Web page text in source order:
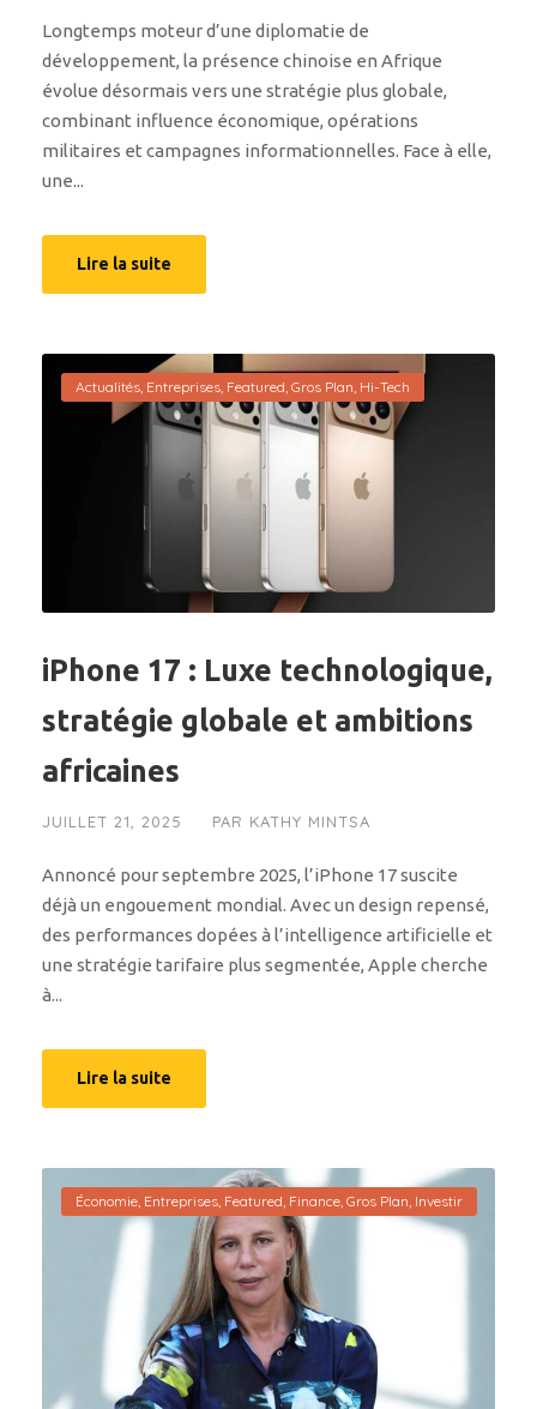
Longtemps moteur d’une diplomatie de
développement, la présence chinoise en Afrique
évolue désormais vers une stratégie plus globale,
combinant influence économique, opérations
militaires et campagnes informationnelles. Face à elle,
une...
Lire la suite
Actualités, Entreprises, Featured, Gros Plan, Hi-Tech
iPhone 17 : Luxe technologique,
stratégie globale et ambitions
africaines
JUILLET 21, 2025 PAR KATHY MINTSA
Annoncé pour septembre 2025, l’iPhone 17 suscite
déjà un engouement mondial. Avec un design repensé,
des performances dopées à l’intelligence artificielle et
une stratégie tarifaire plus segmentée, Apple cherche
à...
Lire la suite
Économie, Entreprises, Featured, Finance, Gros Plan, Investir